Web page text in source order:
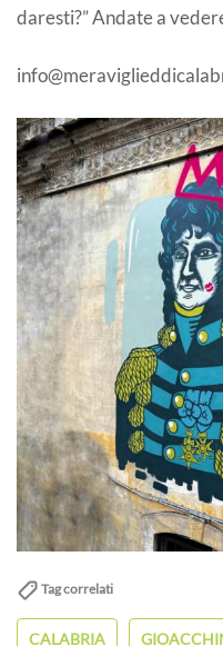
daresti?” Andate a
Tag correlati
CALABRIA